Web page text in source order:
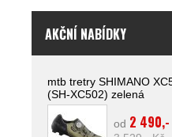
AKČNÍ NABÍDKY
mtb tretry SHIMANO
(SH-XC502) zelená
od 2 490,-